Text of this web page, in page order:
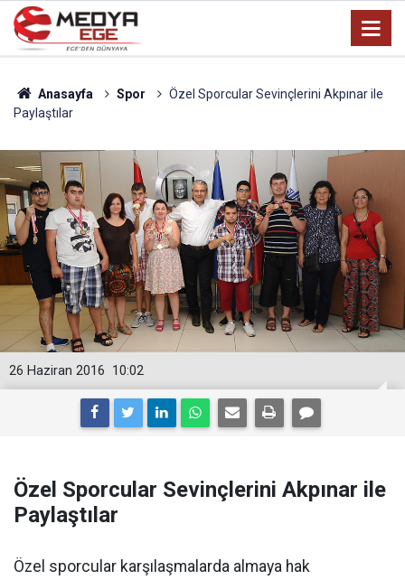
Anasayfa Spor
Özel Sporcular Sevinçlerini Akpınar ile
Paylaştılar
10:02
26 Haziran 2016
Özel Sporcular Sevinçlerini Akpınar ile
Paylaştılar
Özel sporcular karşılaşmalarda almaya hak